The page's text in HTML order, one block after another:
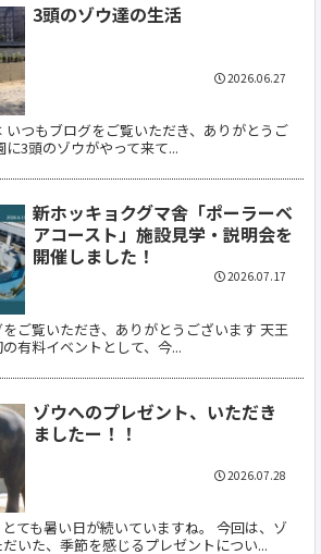
3頭のゾウ達の生活
つもブログをご覧いただき、ありがとうご
3頭のゾウがやって来て...
2026.06.27
新ホッキョクグマ舎「ポーラーベ
アコースト」施設見学・説明会を
開催しました！
ご覧いただき、ありがとうございます 天王
有料イベントとして、今...
2026.07.17
ゾウへのプレゼント、いただき
ましたー！！
ても暑い日が続いていますね。 今回は、ゾ
いた、季節を感じるプレゼントについ...
2026.07.28